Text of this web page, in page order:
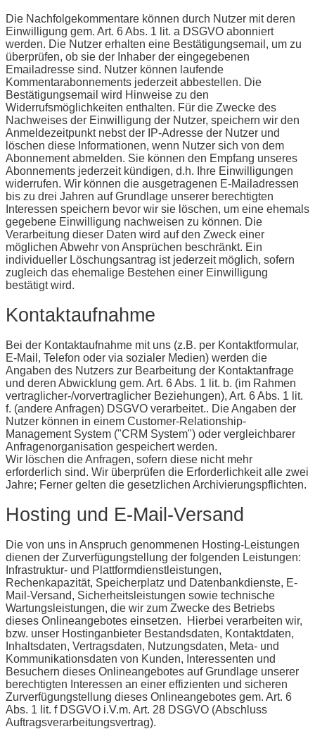
Die Nachfolgekommentare können durch Nutzer mit deren
Einwilligung gem. Art. 6 Abs. 1 lit. a DSGVO abonniert
werden. Die Nutzer erhalten eine Bestätigungsemail, um zu
überprüfen, ob sie der Inhaber der eingegebenen
Emailadresse sind. Nutzer können laufende
Kommentarabonnements jederzeit abbestellen. Die
Bestätigungsemail wird Hinweise zu den
Widerrufsmöglichkeiten enthalten. Für die Zwecke des
Nachweises der Einwilligung der Nutzer, speichern wir den
Anmeldezeitpunkt nebst der IP-Adresse der Nutzer und
löschen diese Informationen, wenn Nutzer sich von dem
Abonnement abmelden. Sie können den Empfang unseres
Abonnements jederzeit kündigen, d.h. Ihre Einwilligungen
widerrufen. Wir können die ausgetragenen E-Mailadressen
bis zu drei Jahren auf Grundlage unserer berechtigten
Interessen speichern bevor wir sie löschen, um eine ehemals
gegebene Einwilligung nachweisen zu können. Die
Verarbeitung dieser Daten wird auf den Zweck einer
möglichen Abwehr von Ansprüchen beschränkt. Ein
individueller Löschungsantrag ist jederzeit möglich, sofern
zugleich das ehemalige Bestehen einer Einwilligung
bestätigt wird.
Kontaktaufnahme
Bei der Kontaktaufnahme mit uns (z.B. per Kontaktformular,
E-Mail, Telefon oder via sozialer Medien) werden die
Angaben des Nutzers zur Bearbeitung der Kontaktanfrage
und deren Abwicklung gem. Art. 6 Abs. 1 lit. b. (im Rahmen
vertraglicher-/vorvertraglicher Beziehungen), Art. 6 Abs. 1 lit.
f. (andere Anfragen) DSGVO verarbeitet.. Die Angaben der
Nutzer können in einem Customer-Relationship-
Management System ("CRM System") oder vergleichbarer
Anfragenorganisation gespeichert werden.
Wir löschen die Anfragen, sofern diese nicht mehr
erforderlich sind. Wir überprüfen die Erforderlichkeit alle zwei
Jahre; Ferner gelten die gesetzlichen Archivierungspflichten.
Hosting und E-Mail-Versand
Die von uns in Anspruch genommenen Hosting-Leistungen
dienen der Zurverfügungstellung der folgenden Leistungen:
Infrastruktur- und Plattformdienstleistungen,
Rechenkapazität, Speicherplatz und Datenbankdienste, E-
Mail-Versand, Sicherheitsleistungen sowie technische
Wartungsleistungen, die wir zum Zwecke des Betriebs
dieses Onlineangebotes einsetzen. Hierbei verarbeiten wir,
bzw. unser Hostinganbieter Bestandsdaten, Kontaktdaten,
Inhaltsdaten, Vertragsdaten, Nutzungsdaten, Meta- und
Kommunikationsdaten von Kunden, Interessenten und
Besuchern dieses Onlineangebotes auf Grundlage unserer
berechtigten Interessen an einer effizienten und sicheren
Zurverfügungstellung dieses Onlineangebotes gem. Art. 6
Abs. 1 lit. f DSGVO i.V.m. Art. 28 DSGVO (Abschluss
Auftragsverarbeitungsvertrag).